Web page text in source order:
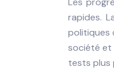
rapides.
politiques
société et
tests plus